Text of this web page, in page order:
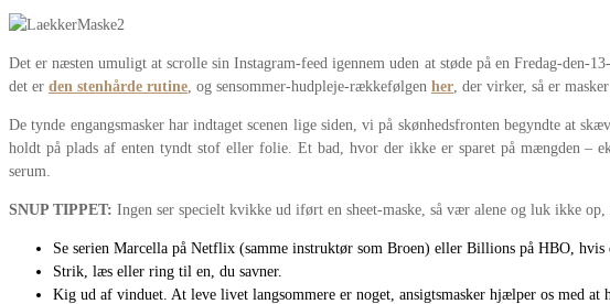
Det er næsten umuligt at scrolle sin Instagram-feed igennem uden at støde på en Fredag-den-
det er den stenhårde rutine , og sensommer-hudpleje-rækkefølgen her , der virker, så er
De tynde engangsmasker har indtaget scenen lige siden, vi på skønhedsfronten begyndte at
holdt på plads af enten tyndt stof eller folie. Et bad, hvor der ikke er sparet på mængden –
serum.
SNUP TIPPET: Ingen ser specielt kvikke ud iført en sheet-maske, så vær alene og luk ikke
Se serien Marcella på Netflix (samme instruktør som Broen) eller Billions på HBO,
Strik, læs eller ring til en, du savner.
Kig ud af vinduet. At leve livet langsommere er noget, ansigtsmasker hjælper os med at